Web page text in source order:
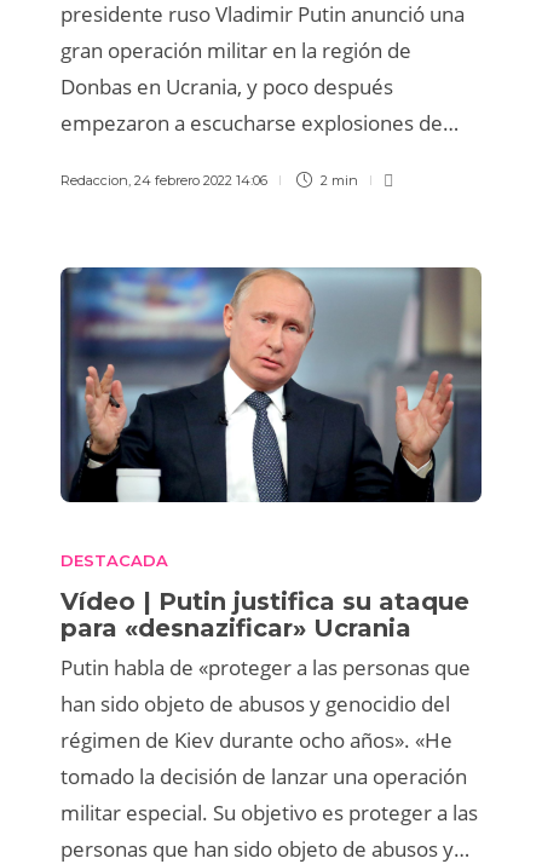
presidente ruso Vladimir Putin anunció una
gran operación militar en la región de
Donbas en Ucrania, y poco después
empezaron a escucharse explosiones de…
Redaccion 24 febrero 2022 14:06 2 min
DESTACADA
Vídeo | Putin justifica su ataque
para «desnazificar» Ucrania
Putin habla de «proteger a las personas que
han sido objeto de abusos y genocidio del
régimen de Kiev durante ocho años». «He
tomado la decisión de lanzar una operación
militar especial. Su objetivo es proteger a las
personas que han sido objeto de abusos y…